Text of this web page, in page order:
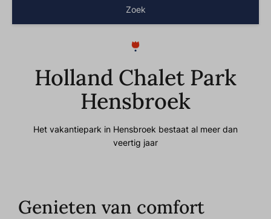
Zoek
Holland Chalet Park
Hensbroek
Het vakantiepark in Hensbroek bestaat al meer dan
veertig jaar
Genieten van comfort